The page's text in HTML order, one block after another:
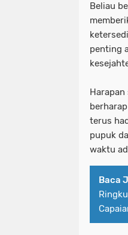
Beliau
penting
terus
pupuk
waktu
Baca